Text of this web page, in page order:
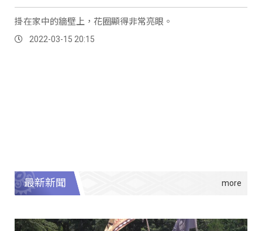
掛在家中的牆壁上，花圈顯得非常亮眼。
2022-03-15 20:15
最新新聞